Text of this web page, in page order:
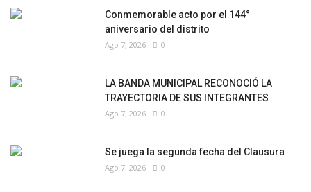
Conmemorable acto por el 144°
aniversario del distrito
Ago 7, 2026 0
LA BANDA MUNICIPAL RECONOCIÓ LA
TRAYECTORIA DE SUS INTEGRANTES
Ago 7, 2026 0
Se juega la segunda fecha del Clausura
Ago 7, 2026 0